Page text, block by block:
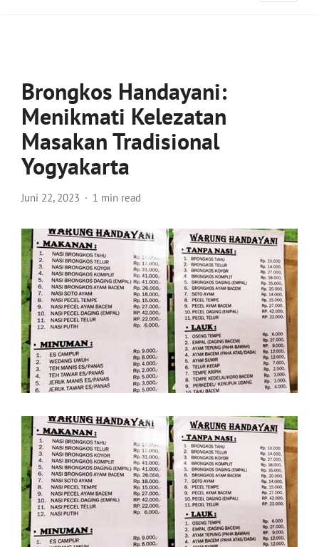
Brongkos Handayani:
Menikmati Kelezatan
Masakan Tradisional
Yogyakarta
Juni 22, 2023 1 min read